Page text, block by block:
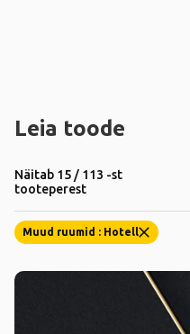
Leia toode
Näitab 15 / 113 -st
tooteperest
Muud ruumid : Hotell